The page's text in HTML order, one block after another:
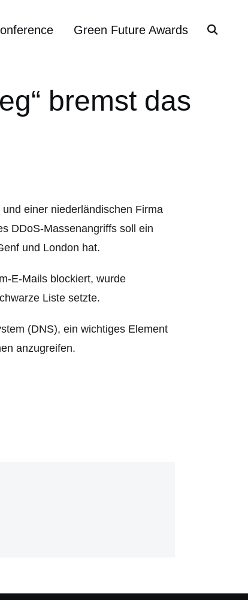
Green Future Awards
bremst das
einer niederländischen Firma
DDoS-Massenangriffs soll ein
und London hat.
E-Mails blockiert, wurde
Liste setzte.
(DNS), ein wichtiges Element
anzugreifen.